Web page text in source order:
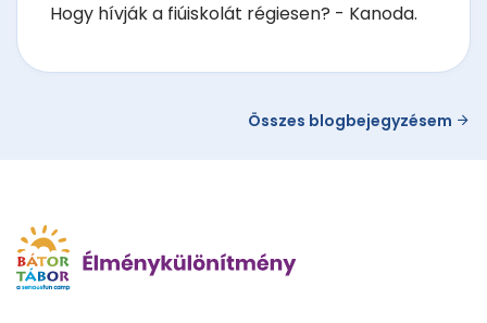
Hogy hívják a fiúiskolát régiesen? - Kanoda.
Összes blogbejegyzésem